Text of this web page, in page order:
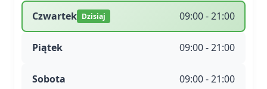
Czwartek Dzisiaj 09:00 - 21:00
Piątek 09:00 - 21:00
Sobota 09:00 - 21:00